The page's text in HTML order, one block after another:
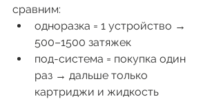
сравним:
одноразка = 1 устройство →
500–1500 затяжек
под-система = покупка один
раз → дальше только
картриджи и жидкость